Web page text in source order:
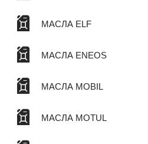
МАСЛА ELF
МАСЛА ENEOS
МАСЛА MOBIL
МАСЛА MOTUL